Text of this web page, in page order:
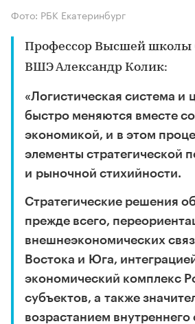
Фото: РБК Екатеринбург
Профессор Высшей школы
ВШЭ Александр Колик:
«Логистическая система и
быстро меняются вместе
экономикой, и в этом
элементы стратегической
и рыночной стихийности.
Стратегические решения
прежде всего,
внешнеэкономических
Востока и Юга,
экономический комплекс
субъектов, а также
возрастанием внутреннего